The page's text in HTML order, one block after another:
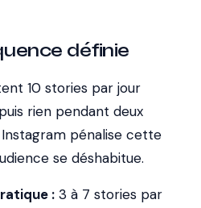
définie
10 stories par jour
rien pendant deux
pénalise cette
se déshabitue.
: 3 à 7 stories par